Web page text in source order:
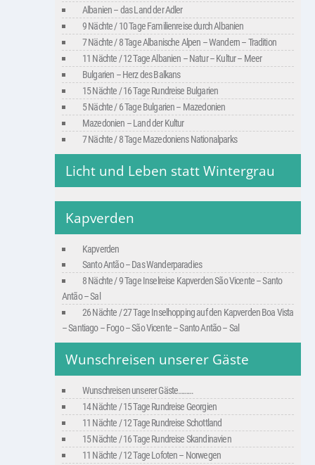
Albanien – das Land der Adler
9 Nächte / 10 Tage Familienreise durch Albanien
7 Nächte / 8 Tage Albanische Alpen – Wandern – Tradition
11 Nächte / 12 Tage Albanien – Natur – Kultur – Meer
Bulgarien – Herz des Balkans
15 Nächte / 16 Tage Rundreise Bulgarien
5 Nächte / 6 Tage Bulgarien – Mazedonien
Mazedonien – Land der Kultur
7 Nächte / 8 Tage Mazedoniens Nationalparks
Licht und Leben statt Wintergrau
Kapverden
Kapverden
Santo Antão – Das Wanderparadies
8 Nächte / 9 Tage Inselreise Kapverden São Vicente – Santo
Antão – Sal
26 Nächte / 27 Tage Inselhopping auf den Kapverden Boa Vista
– Santiago – Fogo – São Vicente – Santo Antão – Sal
Wunschreisen unserer Gäste
Wunschreisen unserer Gäste………
14 Nächte / 15 Tage Rundreise Georgien
11 Nächte / 12 Tage Rundreise Schottland
15 Nächte / 16 Tage Rundreise Skandinavien
11 Nächte / 12 Tage Lofoten – Norwegen